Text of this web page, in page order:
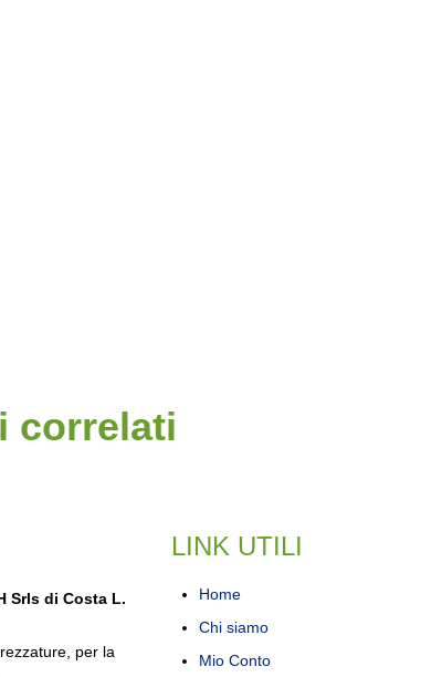
correlati
Srls di Costa L.
per la
LINK UTILI
Home
Chi siamo
Mio Conto